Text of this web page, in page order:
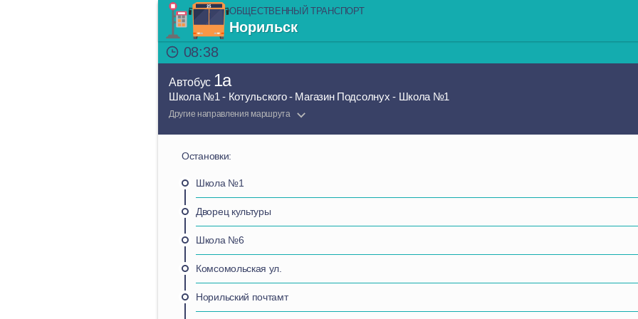
ОБЩЕСТВЕННЫЙ ТРАНСПОРТ
Норильск
08:38
Автобус 1а
Школа №1 - Котульского - Магазин Подсолнух - Школа №1
Другие направления маршрута
Остановки:
Школа №1
Дворец культуры
Школа №6
Комсомольская ул.
Норильский почтамт